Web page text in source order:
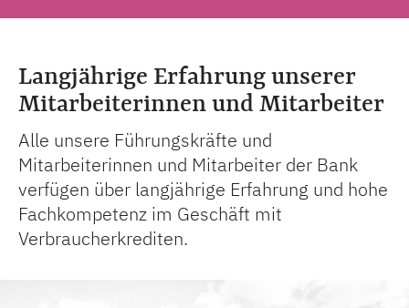
Langjährige Erfahrung unserer
Mitarbeiter­innen und Mitarbeiter
Alle unsere Führungskräfte und
Mitarbeiterinnen und Mitarbeiter der Bank
verfügen über langjährige Erfahrung und hohe
Fachkompetenz im Geschäft mit
Verbraucherkrediten.